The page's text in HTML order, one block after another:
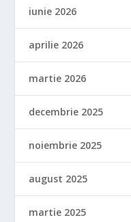
iunie 2026
aprilie 2026
martie 2026
decembrie 2025
noiembrie 2025
august 2025
martie 2025